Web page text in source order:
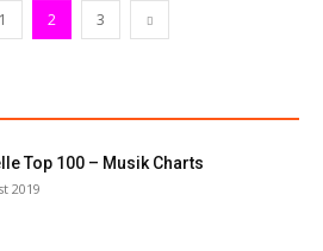
1 2 3
Top 100 – Musik Charts
2019